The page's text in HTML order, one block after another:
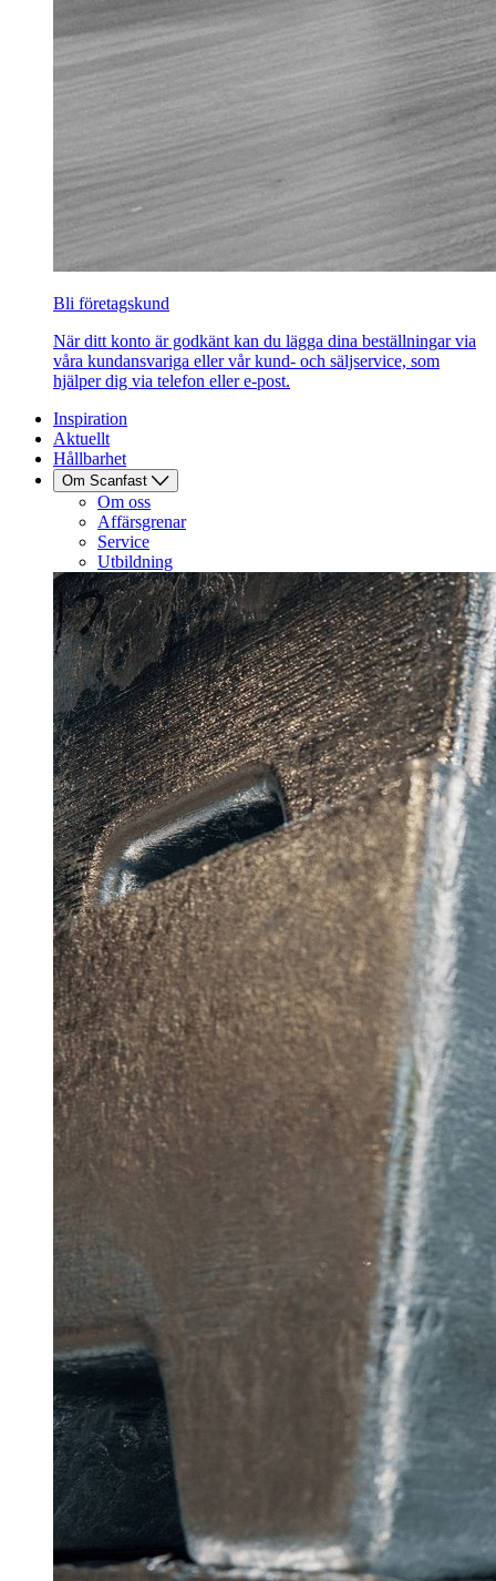
Bli företagskund
När ditt konto är godkänt kan du lägga dina beställningar via
våra kundansvariga eller vår kund- och säljservice, som
hjälper dig via telefon eller e-post.
Inspiration
Aktuellt
Hållbarhet
Om Scanfast
Om oss
Affärsgrenar
Service
Utbildning